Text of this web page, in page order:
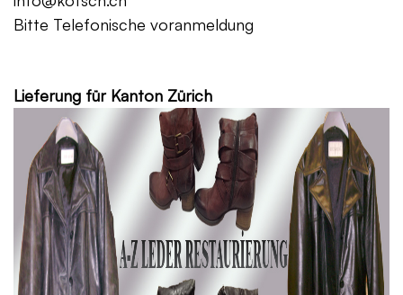
Bitte Telefonische voranmeldung
Lieferung für Kanton Zürich